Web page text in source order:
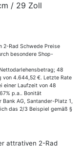
/ 29 Zoll
2-Rad Schwede Preise
besondere Shop-
48
von 4.644,52 €. Letzte Rate
einer Laufzeit von 48
p.a.. Bonität
AG, Santander-Platz 1,
das 2/3 Beispiel gemäß §
attrativen 2-Rad